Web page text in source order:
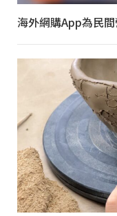
海外網購App為民